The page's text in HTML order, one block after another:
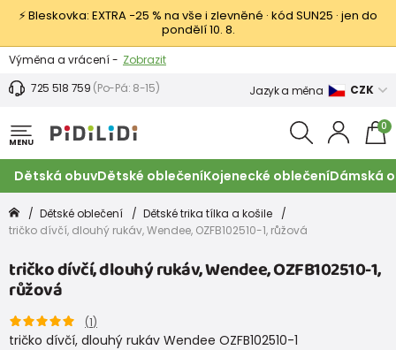
⚡ Bleskovka: EXTRA −25 % na vše i zlevněné · kód SUN25 · jen do
pondělí 10. 8.
Výměna a vrácení - Zobrazit
Sleva 100 Kč na první nákup -
725 518 759 (Po-Pá: 8-15) Jazyk a měna CZK
MENU
0
Dětská obuvDětské oblečeníKojenecké oblečeníDámská
Dětské oblečení
Dětské trika tílka a košile
tričko dívčí, dlouhý rukáv, Wendee, OZFB102510-1, růžová
tričko dívčí, dlouhý rukáv, Wendee, OZFB102510-1,
růžová
(1)
tričko dívčí, dlouhý rukáv Wendee OZFB102510-1